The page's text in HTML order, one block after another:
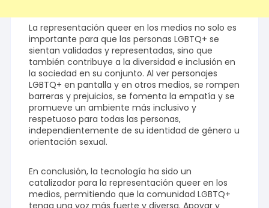
La representación queer en los medios no solo es
importante para que las personas LGBTQ+ se
sientan validadas y representadas, sino que
también contribuye a la diversidad e inclusión en
la sociedad en su conjunto. Al ver personajes
LGBTQ+ en pantalla y en otros medios, se rompen
barreras y prejuicios, se fomenta la empatía y se
promueve un ambiente más inclusivo y
respetuoso para todas las personas,
independientemente de su identidad de género u
orientación sexual.
En conclusión, la tecnología ha sido un
catalizador para la representación queer en los
medios, permitiendo que la comunidad LGBTQ+